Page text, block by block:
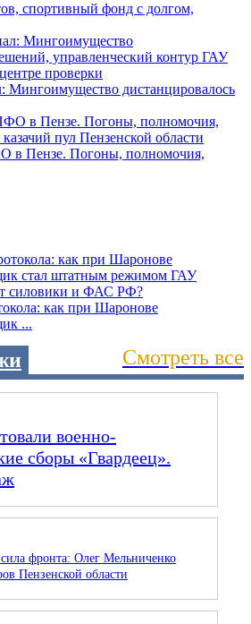
спортивный фонд с долгом,
Мингоимущество дистанцировалось
в Пензе. Погоны, полномочия,
как при Шаронове
...
Смотреть все
военно-
сборы «Гвардеец».
фронта: Олег Мельниченко
Пензенской области